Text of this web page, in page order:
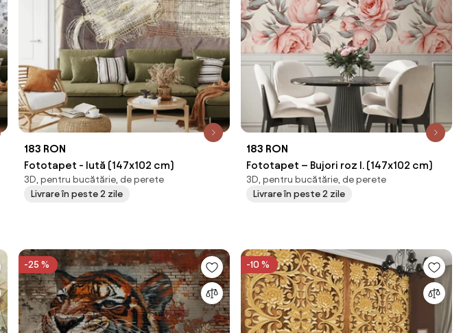
183 RON
Fototapet - Iută (147x102 cm)
3D, pentru bucătărie, de perete
Livrare în peste 2 zile
183 RON
Fototapet – Bujori roz I. (147x102 cm)
3D, pentru bucătărie, de perete
Livrare în peste 2 zile
-25 % -10 %